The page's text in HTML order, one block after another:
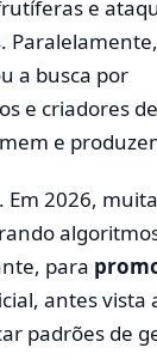
e
a busca por
e criadores de
e
2026,
para
antes vista
padrões de